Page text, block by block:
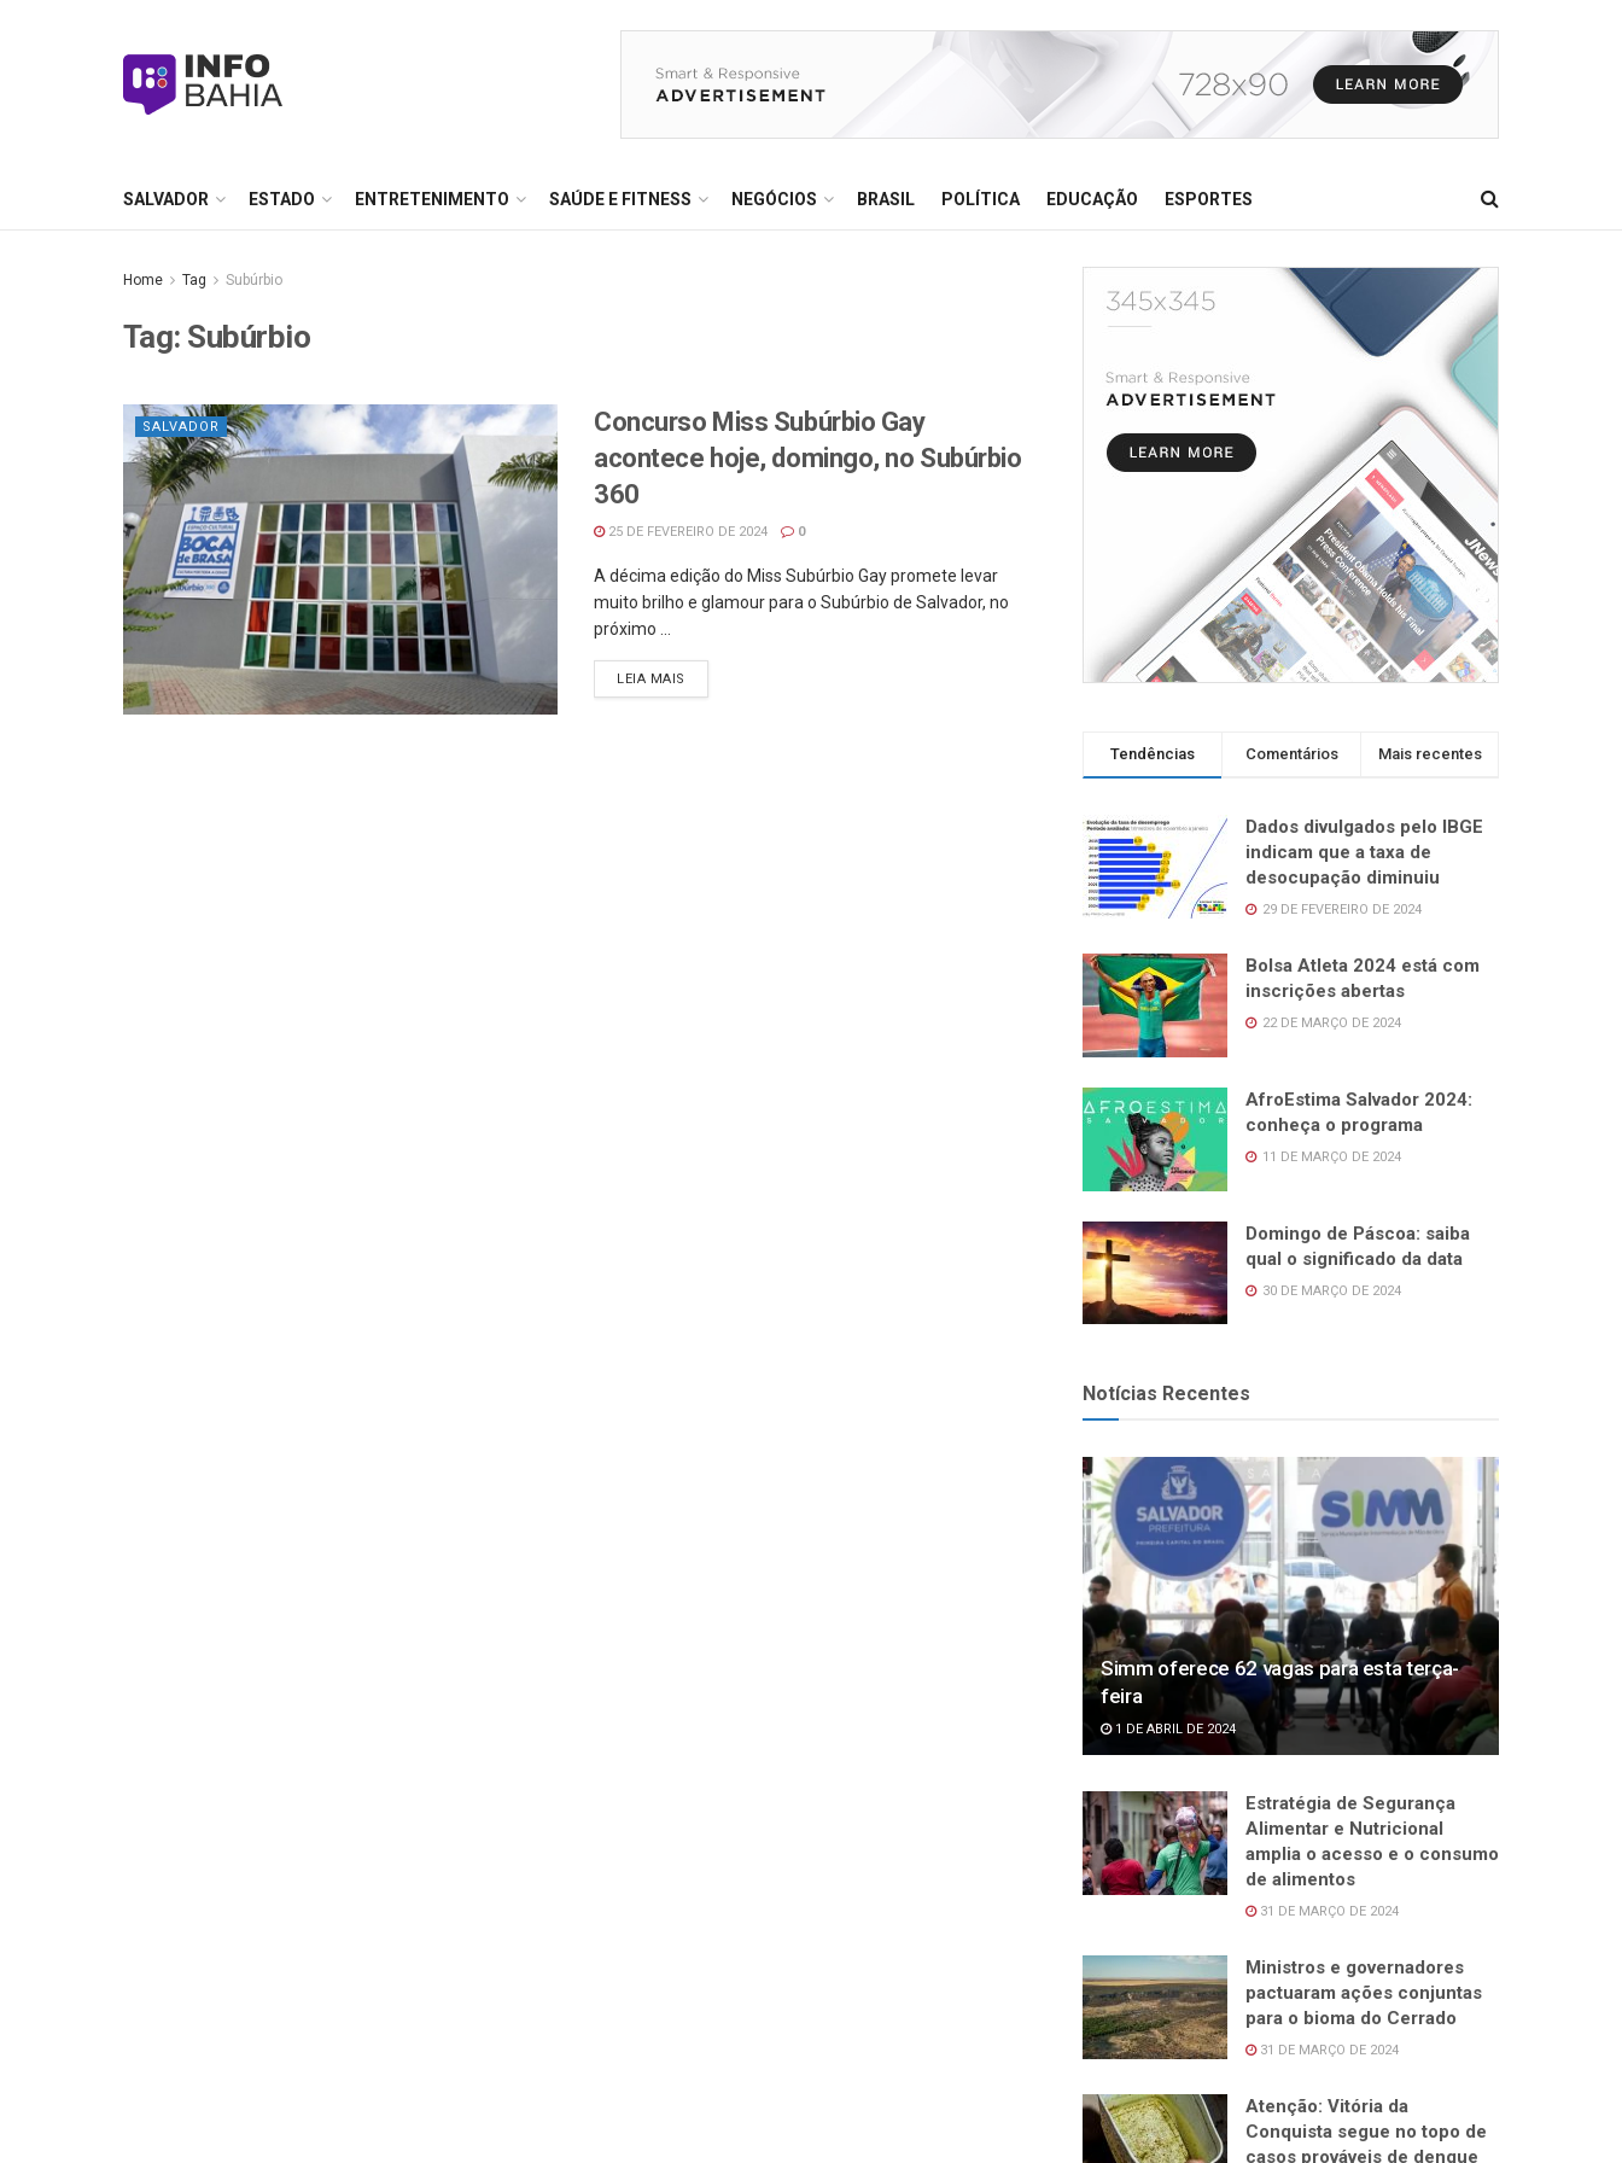
SALVADOR ESTADO ENTRETENIMENTO SAÚDE E FITNESS NEGÓCIOS BRASIL POLÍTICA EDUCAÇÃO ESPORTES
Home Tag Subúrbio
Tag: Subúrbio
SALVADOR
Concurso Miss Subúrbio Gay
acontece hoje, domingo, no Subúrbio
360
25 DE FEVEREIRO DE 2024 0
A décima edição do Miss Subúrbio Gay promete levar
muito brilho e glamour para o Subúrbio de Salvador, no
próximo ...
LEIA MAIS
Tendências Comentários Mais recentes
Dados divulgados pelo IBGE
indicam que a taxa de
desocupação diminuiu
29 DE FEVEREIRO DE 2024
Bolsa Atleta 2024 está com
inscrições abertas
22 DE MARÇO DE 2024
AfroEstima Salvador 2024:
conheça o programa
11 DE MARÇO DE 2024
Domingo de Páscoa: saiba
qual o significado da data
30 DE MARÇO DE 2024
Notícias Recentes
Simm oferece 62 vagas para esta terça-
feira
1 DE ABRIL DE 2024
Estratégia de Segurança
Alimentar e Nutricional
amplia o acesso e o consumo
de alimentos
31 DE MARÇO DE 2024
Ministros e governadores
pactuaram ações conjuntas
para o bioma do Cerrado
31 DE MARÇO DE 2024
Atenção: Vitória da
Conquista segue no topo de
casos prováveis de dengue